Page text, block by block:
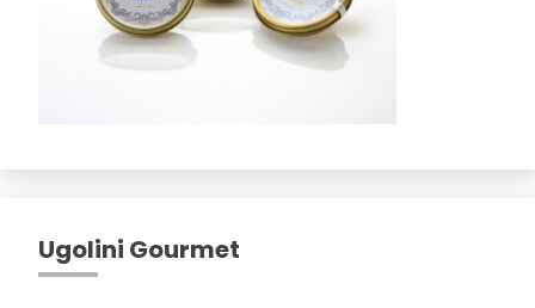
Ugolini Gourmet